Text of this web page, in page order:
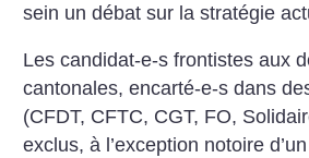
sein un débat sur la stratégie
Les candidat-e-s frontistes aux
cantonales, encarté-e-s dans
(CFDT, CFTC, CGT, FO,
exclus, à l’exception notoire